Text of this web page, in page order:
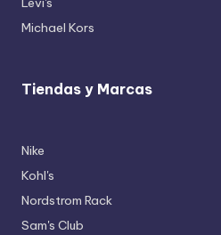
Michael Kors
Tiendas y Marcas
Nike
Kohl's
Nordstrom Rack
Sam's Club